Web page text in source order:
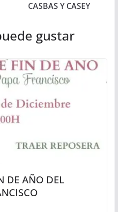
CASBAS Y CASEY
gustar
DE AÑO DEL